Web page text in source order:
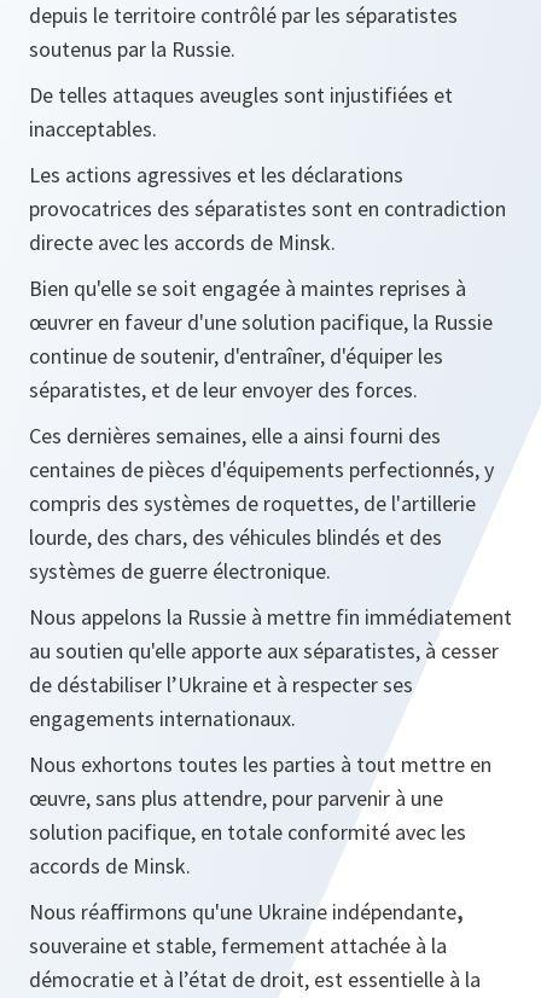
depuis le territoire contrôlé par les séparatistes
soutenus par la Russie.
De telles attaques aveugles sont injustifiées et
inacceptables.
Les actions agressives et les déclarations
provocatrices des séparatistes sont en contradiction
directe avec les accords de Minsk.
Bien qu'elle se soit engagée à maintes reprises à
œuvrer en faveur d'une solution pacifique, la Russie
continue de soutenir, d'entraîner, d'équiper les
séparatistes, et de leur envoyer des forces.
Ces dernières semaines, elle a ainsi fourni des
centaines de pièces d'équipements perfectionnés, y
compris des systèmes de roquettes, de l'artillerie
lourde, des chars, des véhicules blindés et des
systèmes de guerre électronique.
Nous appelons la Russie à mettre fin immédiatement
au soutien qu'elle apporte aux séparatistes, à cesser
de déstabiliser l’Ukraine et à respecter ses
engagements internationaux.
Nous exhortons toutes les parties à tout mettre en
œuvre, sans plus attendre, pour parvenir à une
solution pacifique, en totale conformité avec les
accords de Minsk.
Nous réaffirmons qu'une Ukraine indépendante,
souveraine et stable, fermement attachée à la
démocratie et à l’état de droit, est essentielle à la